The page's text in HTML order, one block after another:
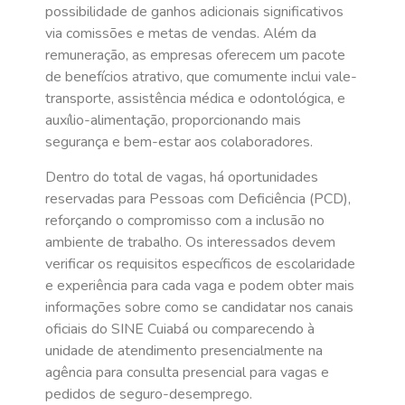
possibilidade de ganhos adicionais significativos
via comissões e metas de vendas. Além da
remuneração, as empresas oferecem um pacote
de benefícios atrativo, que comumente inclui vale-
transporte, assistência médica e odontológica, e
auxílio-alimentação, proporcionando mais
segurança e bem-estar aos colaboradores.
Dentro do total de vagas, há oportunidades
reservadas para Pessoas com Deficiência (PCD),
reforçando o compromisso com a inclusão no
ambiente de trabalho. Os interessados devem
verificar os requisitos específicos de escolaridade
e experiência para cada vaga e podem obter mais
informações sobre como se candidatar nos canais
oficiais do SINE Cuiabá ou comparecendo à
unidade de atendimento presencialmente na
agência para consulta presencial para vagas e
pedidos de seguro-desemprego.